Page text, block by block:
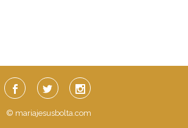
© mariajesusbolta.com